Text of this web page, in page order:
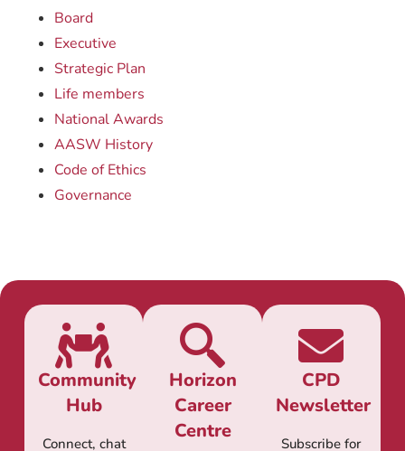
Board
Executive
Strategic Plan
Life members
National Awards
AASW History
Code of Ethics
Governance
Community
Hub
Connect, chat
Horizon
Career
Centre
CPD
Newsletter
Subscribe for